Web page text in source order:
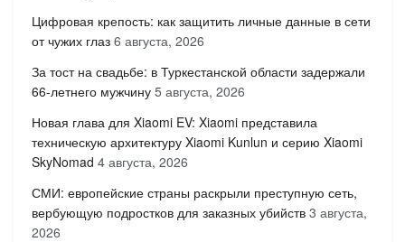
Цифровая крепость: как защитить личные данные в сети
от чужих глаз 6 августа, 2026
За тост на свадьбе: в Туркестанской области задержали
66-летнего мужчину 5 августа, 2026
Новая глава для Xiaomi EV: Xiaomi представила
техническую архитектуру Xiaomi Kunlun и серию Xiaomi
SkyNomad 4 августа, 2026
СМИ: европейские страны раскрыли преступную сеть,
вербующую подростков для заказных убийств 3 августа,
2026